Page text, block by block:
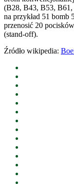
(B28, B43, B53, B61,
na przykład 51 bomb
przenosić 20
(stand-off).
Źródło wikipedia: